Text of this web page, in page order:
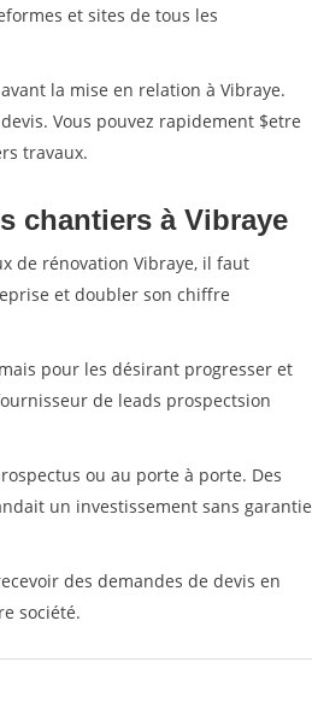
et sites de tous les
la mise en relation à Vibraye.
Vous pouvez rapidement $etre
travaux.
chantiers à Vibraye
de rénovation Vibraye, il faut
et doubler son chiffre
pour les désirant progresser et
de leads prospectsion
ou au porte à porte. Des
un investissement sans garantie
des demandes de devis en
société.